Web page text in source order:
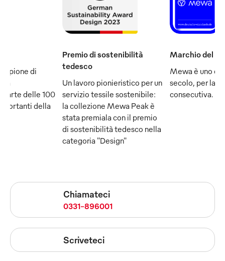
di
fa
delle 100
della
Premio di sostenibilità
tedesco
Un lavoro pionieristico per un
servizio tessile sostenibile:
la collezione Mewa Peak è
stata premiala con il premio
di sostenibilità tedesco nella
categoria "Design"
Marchio del
Mewa è uno
secolo, per la
consecutiva.
Chiamateci
0331-896001
Scriveteci